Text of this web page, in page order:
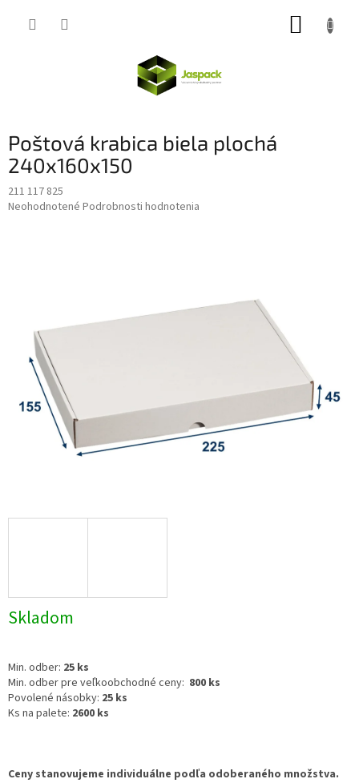
Poštová krabica biela plochá
240x160x150
211 117 825
Priemerné
Neohodnotené Podrobnosti hodnotenia
Skladom
Min. odber: 25 ks
Min. odber pre veľkoobchodné ceny: 800 ks
Povolené násobky: 25 ks
Ks na palete: 2600 ks
Ceny stanovujeme individuálne podľa odoberaného množstva.